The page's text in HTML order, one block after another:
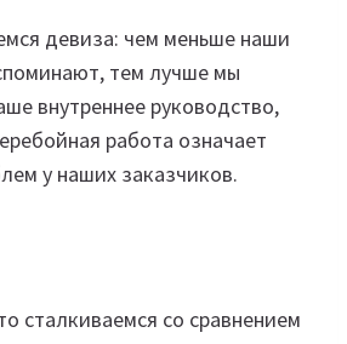
девиза: чем меньше наши
тем лучше мы
внутреннее руководство,
работа означает
у наших заказчиков.
сталкиваемся со сравнением